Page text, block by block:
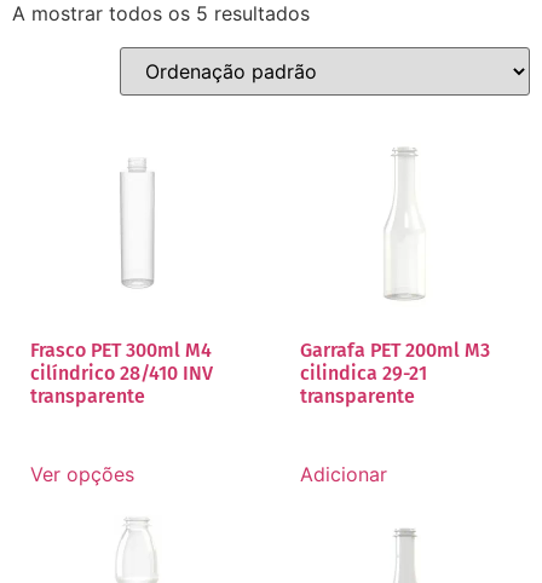
A mostrar todos os 5 resultados
Frasco PET 300ml M4
cilíndrico 28/410 INV
transparente
Ver opções
Garrafa PET 200ml M3
cilindica 29-21
transparente
Adicionar